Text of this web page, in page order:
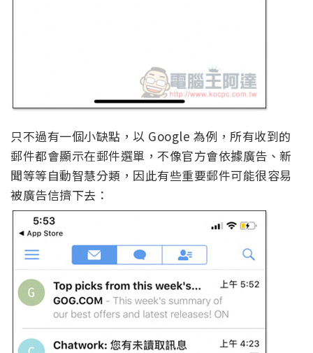
只不過有一個小缺點，以 Google 為例，所有收到的
郵件都會顯示在郵件選單，不像官方會依據廣告、新
聞等等自動智慧分類，因此有些重要郵件可能很容易
被廣告信擠下去：